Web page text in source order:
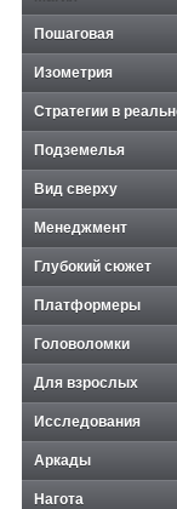
Пошаговая
Изометрия
Стратегии в
Подземелья
Вид сверху
Менеджмент
Глубокий сюжет
Платформеры
Головоломки
Для взрослых
Исследования
Аркады
Нагота